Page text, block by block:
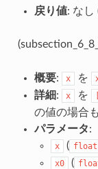
戻り値: なし
概要: x を
詳細: x を
の値の場合
パラメータ:
x ( float
x0 (